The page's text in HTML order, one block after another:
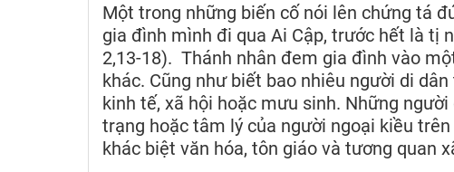
Một trong những biến cố nói lên chứng tá
gia đình mình đi qua Ai Cập, trước hết là tị
2,13-18). Thánh nhân đem gia đình vào
khác. Cũng như biết bao nhiêu người di
kinh tế, xã hội hoặc mưu sinh. Những
trạng hoặc tâm lý của người ngoại kiều
khác biệt văn hóa, tôn giáo và tương quan